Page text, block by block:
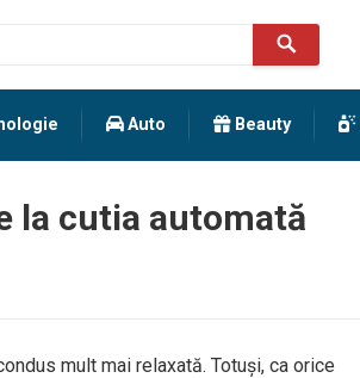
Auto Beauty
la cutia automată
mult mai relaxată. Totuși, ca orice